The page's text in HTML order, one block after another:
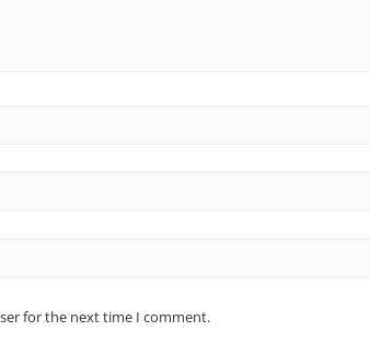
for the next time I comment.